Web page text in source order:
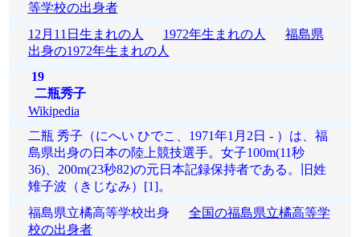
等学校の出身者
12月11日生まれの人
1972年生まれの人
福島県
出身の1972年生まれの人
19
二瓶秀子
Wikipedia
二瓶 秀子（にへい ひでこ、1971年1月2日 - ）は、福
島県出身の日本の陸上競技選手。女子100m(11秒
36)、200m(23秒82)の元日本記録保持者である。旧姓
雉子波（きじなみ）[1]。
福島県立橘高等学校出身 全国の福島県立橘高等学
校の出身者